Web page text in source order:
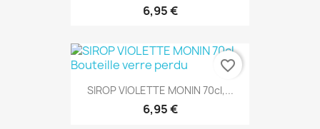
6,95 €
SIROP VIOLETTE MONIN 70cl,...
6,95 €
favorite_border